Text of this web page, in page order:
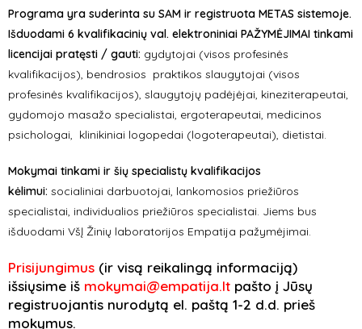
Programa yra suderinta su SAM ir registruota METAS sistemoje.
Išduodami 6 kvalifikacinių val. elektroniniai PAŽYMĖJIMAI tinkami
licencijai pratęsti / gauti: gydytojai (visos profesinės
kvalifikacijos), bendrosios praktikos slaugytojai (visos
profesinės kvalifikacijos), slaugytojų padėjėjai, kineziterapeutai,
gydomojo masažo specialistai, ergoterapeutai, medicinos
psichologai, klinikiniai logopedai (logoterapeutai), dietistai.
Mokymai tinkami ir šių specialistų kvalifikacijos
kėlimui: socialiniai darbuotojai, lankomosios priežiūros
specialistai, individualios priežiūros specialistai. Jiems bus
išduodami VšĮ Žinių laboratorijos Empatija pažymėjimai.
Prisijungimus (ir visą reikalingą informaciją)
išsiųsime iš mokymai@empatija.lt pašto į Jūsų
registruojantis nurodytą el. paštą 1-2 d.d. prieš
mokymus.